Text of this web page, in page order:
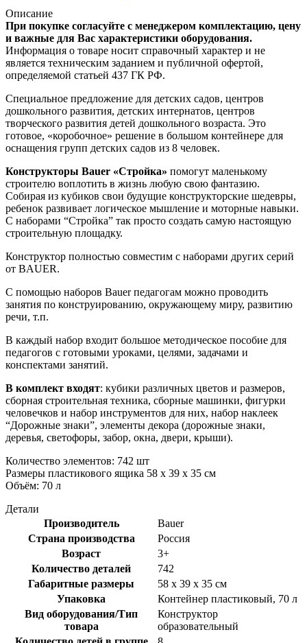
Описание
При покупке согласуйте с менеджером комплектацию, цену
и важные для Вас характеристики оборудования.
Информация о товаре носит справочный характер и не
является техническим заданием и публичной офертой,
определяемой статьей 437 ГК РФ.
Специальное предложение для детских садов, центров
дошкольного развития, детских интернатов, центров
творческого развития детей дошкольного возраста. Это
готовое, «коробочное» решение в большом контейнере для
оснащения групп детских садов из 8 человек.
Конструкторы Bauer «Стройка» помогут маленькому
строителю воплотить в жизнь любую свою фантазию.
Собирая из кубиков свои будущие конструкторские шедевры,
ребенок развивает логическое мышление и моторные навыки.
С наборами “Стройка” так просто создать самую настоящую
строительную площадку.
Конструктор полностью совместим с наборами других серий
от BAUER.
С помощью наборов Bauer педагогам можно проводить
занятия по конструированию, окружающему миру, развитию
речи, т.п.
В каждый набор входит большое методическое пособие для
педагогов с готовыми уроками, целями, задачами и
конспектами занятий.
В комплект входят: кубики различных цветов и размеров,
сборная строительная техника, сборные машинки, фигурки
человечков и набор инструментов для них, набор наклеек
“Дорожные знаки”, элементы декора (дорожные знаки,
деревья, светофоры, забор, окна, двери, крыши).
Количество элементов: 742 шт
Размеры пластикового ящика 58 х 39 х 35 см
Объём: 70 л
Детали
Производитель
Bauer
Страна производства
Россия
Возраст
3+
Количество деталей
742
Габаритные размеры
58 x 39 x 35 см
Упаковка
Контейнер пластиковый, 70 л
Вид оборудования/Тип
товара
Конструктор
образовательный